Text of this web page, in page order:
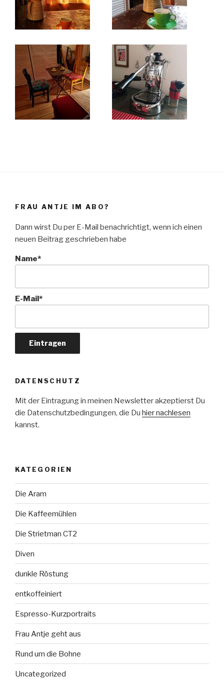
FRAU ANTJE IM ABO?
Dann wirst Du per E-Mail benachrichtigt, wenn ich einen
neuen Beitrag geschrieben habe
Name*
E-Mail*
DATENSCHUTZ
Mit der Eintragung in meinen Newsletter akzeptierst Du
die Datenschutzbedingungen, die Du hier nachlesen
kannst.
KATEGORIEN
Die Aram
Die Kaffeemühlen
Die Strietman CT2
Diven
dunkle Röstung
entkoffeiniert
Espresso-Kurzportraits
Frau Antje geht aus
Rund um die Bohne
Uncategorized